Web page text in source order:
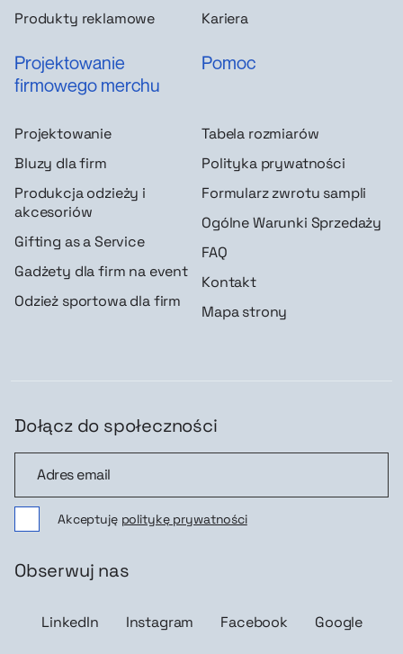
Produkty reklamowe
Kariera
Projektowanie
firmowego merchu
Projektowanie
Bluzy dla firm
Produkcja odzieży i
akcesoriów
Gifting as a Service
Gadżety dla firm na event
Odzież sportowa dla firm
Pomoc
Tabela rozmiarów
Polityka prywatności
Formularz zwrotu sampli
Ogólne Warunki Sprzedaży
FAQ
Kontakt
Mapa strony
Dołącz do społeczności
Akceptuję politykę prywatności
Obserwuj nas
LinkedIn Instagram Facebook Google